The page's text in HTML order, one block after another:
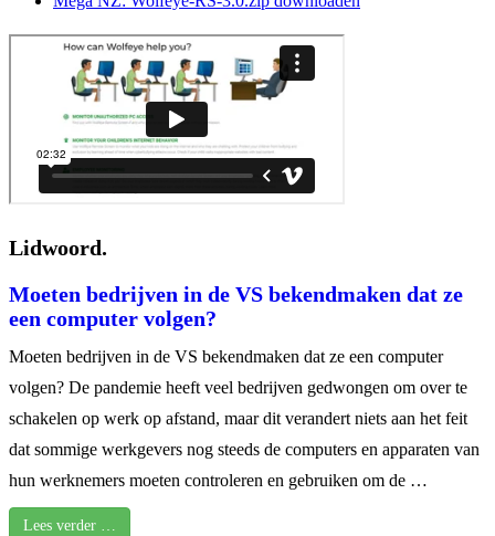
Lidwoord.
Moeten bedrijven in de VS bekendmaken dat ze
een computer volgen?
Moeten bedrijven in de VS bekendmaken dat ze een computer
volgen? De pandemie heeft veel bedrijven gedwongen om over te
schakelen op werk op afstand, maar dit verandert niets aan het feit
dat sommige werkgevers nog steeds de computers en apparaten van
hun werknemers moeten controleren en gebruiken om de …
Lees verder …